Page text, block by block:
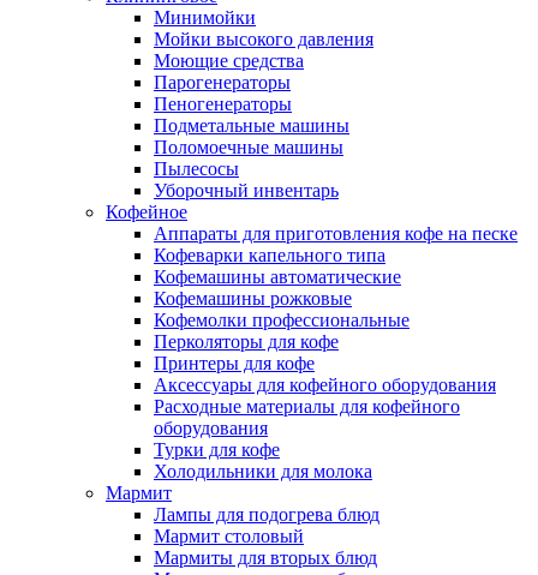
Минимойки
Мойки высокого давления
Моющие средства
Парогенераторы
Пеногенераторы
Подметальные машины
Поломоечные машины
Пылесосы
Уборочный инвентарь
Кофейное
Аппараты для приготовления кофе на песке
Кофеварки капельного типа
Кофемашины автоматические
Кофемашины рожковые
Кофемолки профессиональные
Перколяторы для кофе
Принтеры для кофе
Аксессуары для кофейного оборудования
Расходные материалы для кофейного
оборудования
Турки для кофе
Холодильники для молока
Мармит
Лампы для подогрева блюд
Мармит столовый
Мармиты для вторых блюд